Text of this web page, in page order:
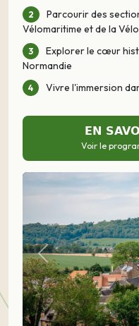
Parcourir des
Vélomaritime et de la
Explorer le cœur
Normandie
Vivre l'immersion
EN
Voir le
Précédent